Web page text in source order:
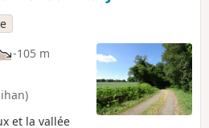
-105 m
et la vallée